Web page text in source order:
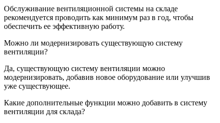
Обслуживание вентиляционной системы на складе
рекомендуется проводить как минимум раз в год, чтобы
обеспечить ее эффективную работу.
Можно ли модернизировать существующую систему
вентиляции?
Да, существующую систему вентиляции можно
модернизировать, добавив новое оборудование или улучшив
уже существующее.
Какие дополнительные функции можно добавить в систему
вентиляции для склада?